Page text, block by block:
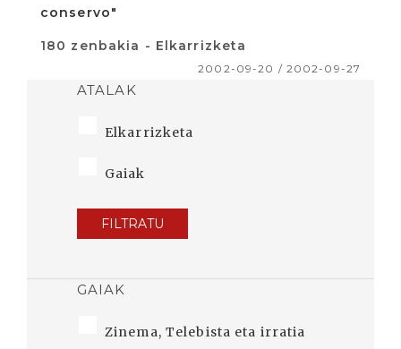
conservo"
180 zenbakia - Elkarrizketa
2002-09-20 / 2002-09-27
ATALAK
Elkarrizketa
Gaiak
FILTRATU
GAIAK
Zinema, Telebista eta irratia